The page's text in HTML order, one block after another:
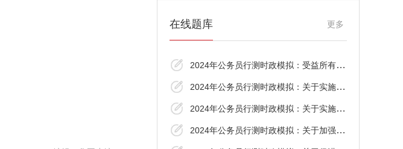
更多
在线题库
2024年公务员行测时政模拟：受益所有人信息
2024年公务员行测时政模拟：关于实施先进制
2024年公务员行测时政模拟：关于实施先进制
2024年公务员行测时政模拟：关于加强养老机